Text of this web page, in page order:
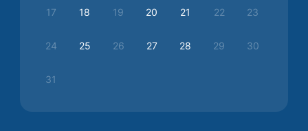
17 18 19 20 21 22 23
24 25 26 27 28 29 30
31